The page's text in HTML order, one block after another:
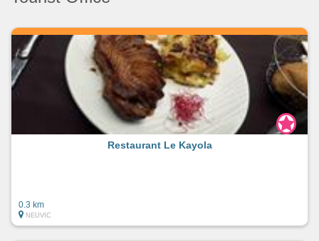
Restaurant Le Kayola
0.3 km
NEUVIC